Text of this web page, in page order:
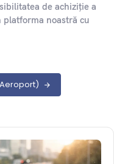
de achiziție a
noastră cu